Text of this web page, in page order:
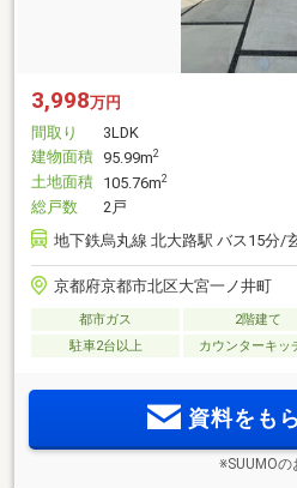
3,998万円
間取り
3LDK
建物面積 95.99m2
土地面積 105.76m2
総戸数
2戸
地下鉄烏丸線 北大路駅 バス15分/
京都府京都市北区大宮一ノ井町
都市ガス 2階建て
駐車2台以上
カウンターキッ
資料をも
※SUUMO